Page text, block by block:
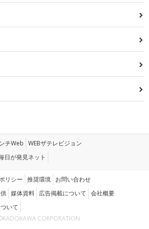
チWeb WEBザテレビジョン
日が発見ネット
リシー 推奨環境 お問い合わせ
媒体資料 広告掲載について 会社概要
いて
CORPORATION